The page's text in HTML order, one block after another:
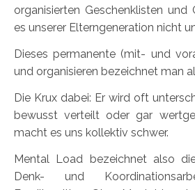
organisierten Geschenklisten
es unserer Elterngeneration nicht
Dieses permanente (mit- und
und organisieren bezeichnet man
Die Krux dabei: Er wird oft
bewusst verteilt oder gar
macht es uns kollektiv schwer.
Mental Load bezeichnet also
Denk- und